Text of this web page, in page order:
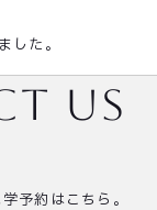
した。
us
予約はこちら。